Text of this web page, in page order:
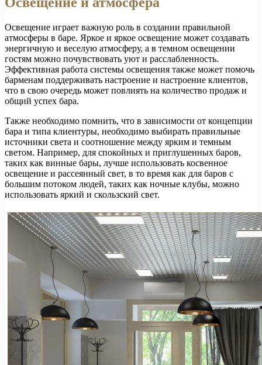
Освещение играет важную роль в создании правильной
атмосферы в баре. Яркое и яркое освещение может создавать
энергичную и веселую атмосферу, а в темном освещении
гостям можно почувствовать уют и расслабленность.
Эффективная работа системы освещения также может помочь
барменам поддерживать настроение и настроение клиентов,
что в свою очередь может повлиять на количество продаж и
общий успех бара.
Также необходимо помнить, что в зависимости от концепции
бара и типа клиентуры, необходимо выбирать правильные
источники света и соотношение между ярким и темным
светом. Например, для спокойных и приглушенных баров,
таких как винные бары, лучше использовать косвенное
освещение и рассеянный свет, в то время как для баров с
большим потоком людей, таких как ночные клубы, можно
использовать яркий и скользский свет.